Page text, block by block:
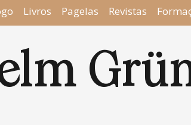
Livros Pagelas Revistas